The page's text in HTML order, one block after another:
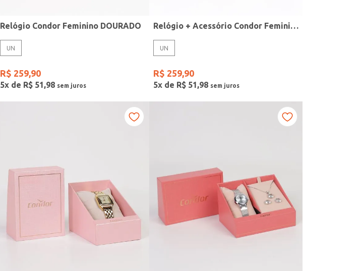
Relógio Condor Feminino DOURADO
UN
R$ 259,90
5x de R$ 51,98
Relógio + Acessório Condor Feminino PRATA
UN
R$ 259,90
5x de R$ 51,98